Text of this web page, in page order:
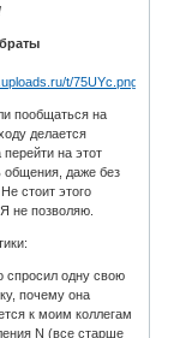
пообщаться на
делается
перейти на этот
общения, даже без
стоит этого
не позволяю.
спросил одну свою
почему она
к моим коллегам
N (все старше